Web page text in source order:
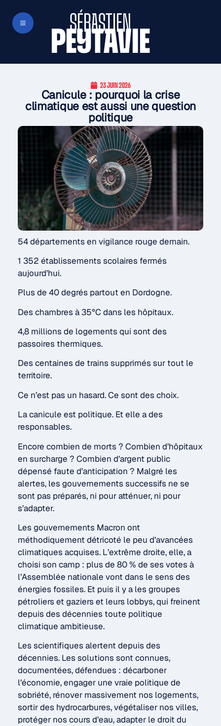
SÉBASTIEN
PEYTAVIE
23 JUIN 2026
Canicule : pourquoi la crise
climatique est aussi une question
politique
54 départements en vigilance rouge demain.
1 352 établissements scolaires fermés
aujourd’hui.
Plus de 40 degrés partout en Dordogne.
Des chambres à 35°C dans les hôpitaux.
4,8 millions de logements qui sont des
passoires thermiques.
Des centaines de trains supprimés sur tout le
territoire.
Ce n’est pas un hasard. Ce sont des choix.
La canicule est politique. Et elle a des
responsables.
Encore combien de morts ? Combien d’hôpitaux
en surcharge ? Combien d’argent public
dépensé faute d’anticipation ? Malgré les
alertes, les gouvernements successifs ne se
sont pas préparés, ni pour atténuer, ni pour
s’adapter.
Les gouvernements Macron ont
méthodiquement détricoté le peu d’avancées
climatiques acquises. L’extrême droite, elle, a
choisi son camp : plus de 80 % de ses votes à
l’Assemblée nationale vont dans le sens des
énergies fossiles. Et puis il y a les groupes
pétroliers et gaziers et leurs lobbys, qui freinent
depuis des décennies toute politique
climatique ambitieuse.
Les scientifiques alertent depuis des
décennies. Les solutions sont connues,
documentées, défendues : décarboner
l’économie, engager une vraie politique de
sobriété, rénover massivement nos logements,
sortir des hydrocarbures, végétaliser nos villes,
protéger nos cours d’eau, adapter le droit du